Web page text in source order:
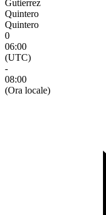
Gutierrez
Quintero
Quintero
0
06:00
(UTC)
-
08:00
(Ora locale)